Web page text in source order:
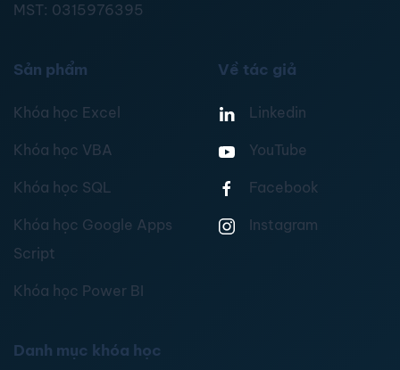
MST: 0315976395
Sản phẩm
Khóa học Excel
Khóa học VBA
Khóa học SQL
Khóa học Google Apps
Script
Khóa học Power BI
Về tác giả
Linkedin
YouTube
Facebook
Instagram
Danh mục khóa học